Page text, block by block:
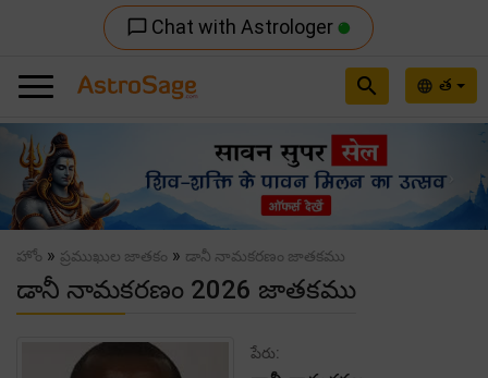
chat_bubble_outline Chat with Astrologer
language త
search
Previous
హోం » ప్రముఖుల జాతకం » డానీ నామకరణం జాతకము
డానీ నామకరణం 2026 జాతకము
పేరు: